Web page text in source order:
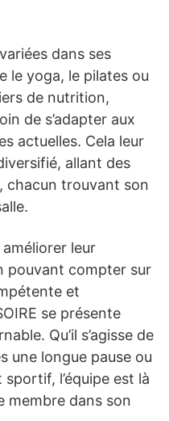
dans ses
le yoga, le pilates ou
de nutrition,
de s’adapter aux
actuelles. Cela leur
allant des
chacun trouvant son
leur
pouvant compter sur
et
se présente
Qu’il s’agisse de
une longue pause ou
l’équipe est là
membre dans son